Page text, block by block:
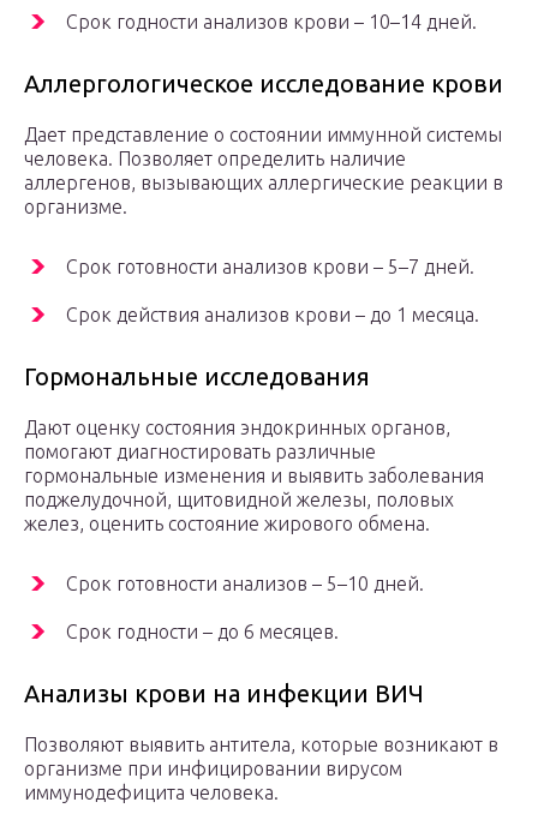
Срок годности анализов крови – 10–14 дней.
Аллергологическое исследование крови
Дает представление о состоянии иммунной системы
человека. Позволяет определить наличие
аллергенов, вызывающих аллергические реакции в
организме.
Срок готовности анализов крови – 5–7 дней.
Срок действия анализов крови – до 1 месяца.
Гормональные исследования
Дают оценку состояния эндокринных органов,
помогают диагностировать различные
гормональные изменения и выявить заболевания
поджелудочной, щитовидной железы, половых
желез, оценить состояние жирового обмена.
Срок готовности анализов – 5–10 дней.
Срок годности – до 6 месяцев.
Анализы крови на инфекции ВИЧ
Позволяют выявить антитела, которые возникают в
организме при инфицировании вирусом
иммунодефицита человека.